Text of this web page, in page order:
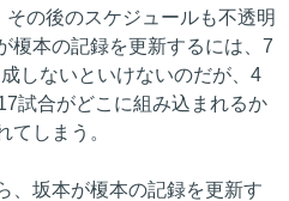
の後のスケジュールも不透明
榎本の記録を更新するには、7
しないといけないのだが、4
試合がどこに組み込まれるか
てしまう。
、坂本が榎本の記録を更新す